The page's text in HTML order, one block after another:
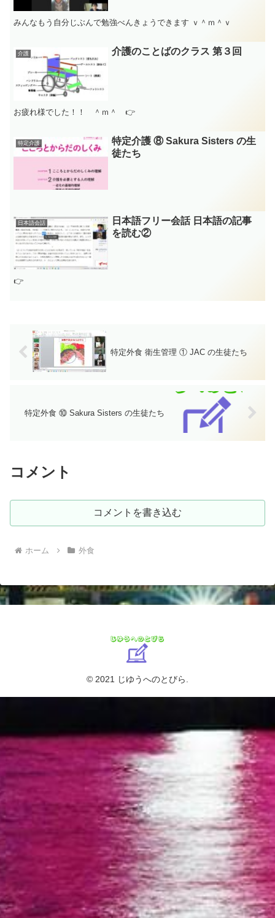
みんなもう自分じぶんで勉強べんきょうできます ｖ＾ｍ＾ｖ
介護 介護のことばのクラス 第３回
お疲れ様でした！！ ＾ｍ＾ 👉
特定介護
特定介護 ⑧ Sakura Sisters の生
徒たち
日本語会話
日本語フリー会話 日本語の記事
を読む②
👉
特定外食 衛生管理 ① JAC の生徒たち
特定外食 ⑩ Sakura Sisters の生徒たち
コメント
コメントを書き込む
ホーム 外食
© 2021 じゆうへのとびら.